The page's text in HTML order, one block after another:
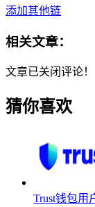
添加其他链
相关文章：
文章已关闭评论！
猜你喜欢
Trust钱包用